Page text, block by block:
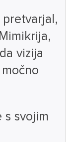
pretvarjal,
vizija
s svojim